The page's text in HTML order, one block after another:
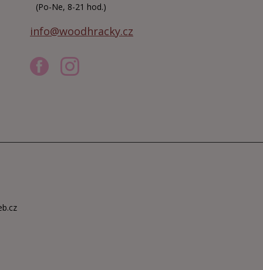
(Po-Ne, 8-21 hod.)
info@woodhracky.cz